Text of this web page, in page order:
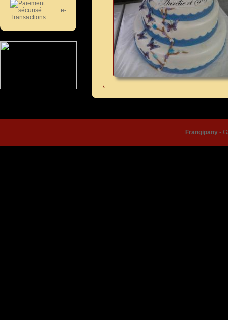
Frangipany -